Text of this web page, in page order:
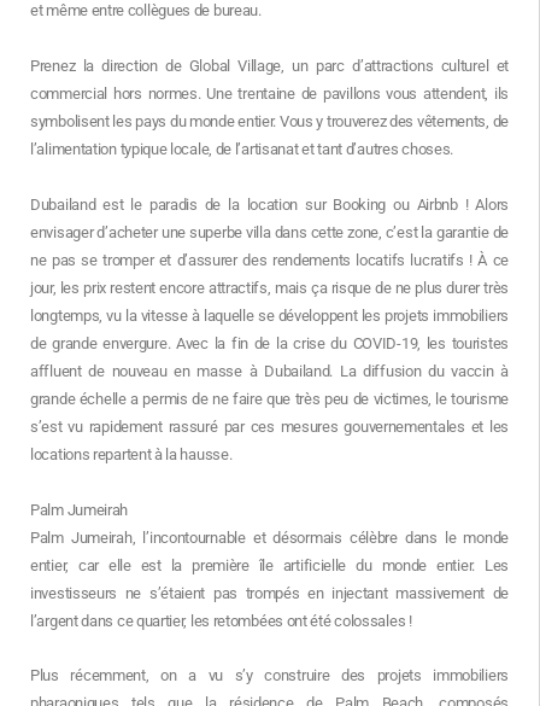
et même entre collègues de bureau.
Prenez la direction de Global Village, un parc d’attractions culturel et
commercial hors normes. Une trentaine de pavillons vous attendent, ils
symbolisent les pays du monde entier. Vous y trouverez des vêtements, de
l’alimentation typique locale, de l’artisanat et tant d’autres choses.
Dubailand est le paradis de la location sur Booking ou Airbnb ! Alors
envisager d’acheter une superbe villa dans cette zone, c’est la garantie de
ne pas se tromper et d’assurer des rendements locatifs lucratifs ! À ce
jour, les prix restent encore attractifs, mais ça risque de ne plus durer très
longtemps, vu la vitesse à laquelle se développent les projets immobiliers
de grande envergure. Avec la fin de la crise du COVID-19, les touristes
affluent de nouveau en masse à Dubailand. La diffusion du vaccin à
grande échelle a permis de ne faire que très peu de victimes, le tourisme
s’est vu rapidement rassuré par ces mesures gouvernementales et les
locations repartent à la hausse.
Palm Jumeirah
Palm Jumeirah, l’incontournable et désormais célèbre dans le monde
entier, car elle est la première île artificielle du monde entier. Les
investisseurs ne s’étaient pas trompés en injectant massivement de
l’argent dans ce quartier, les retombées ont été colossales !
Plus récemment, on a vu s’y construire des projets immobiliers